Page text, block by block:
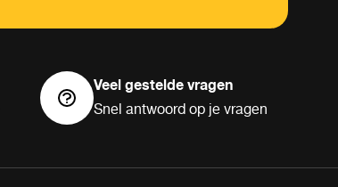
Veel gestelde vragen
Snel antwoord op je vragen